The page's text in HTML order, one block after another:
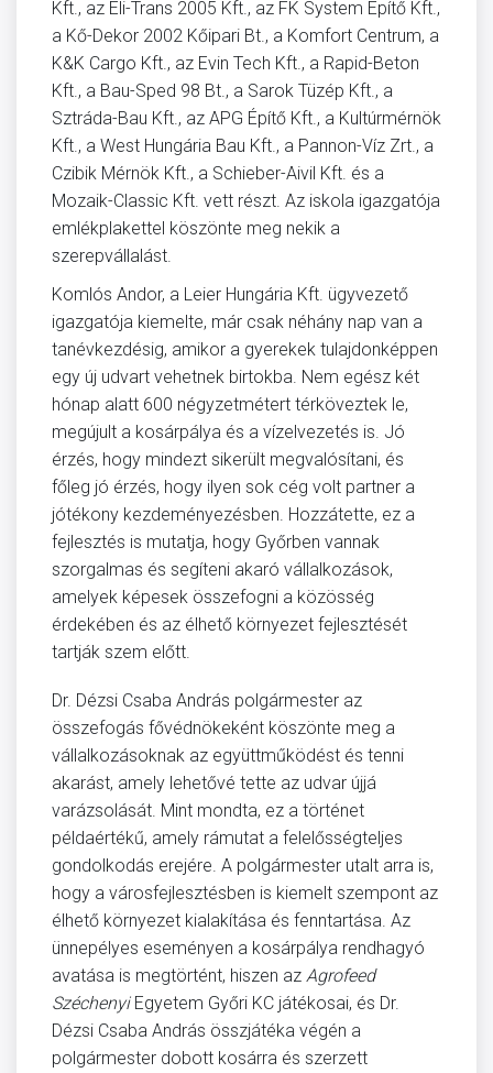
Kft., az Eli-Trans 2005 Kft., az FK System Építő Kft.,
a Kő-Dekor 2002 Kőipari Bt., a Komfort Centrum, a
K&K Cargo Kft., az Evin Tech Kft., a Rapid-Beton
Kft., a Bau-Sped 98 Bt., a Sarok Tüzép Kft., a
Sztráda-Bau Kft., az APG Építő Kft., a Kultúrmérnök
Kft., a West Hungária Bau Kft., a Pannon-Víz Zrt., a
Czibik Mérnök Kft., a Schieber-Aivil Kft. és a
Mozaik-Classic Kft. vett részt. Az iskola igazgatója
emlékplakettel köszönte meg nekik a
szerepvállalást.
Komlós Andor, a Leier Hungária Kft. ügyvezető
igazgatója kiemelte, már csak néhány nap van a
tanévkezdésig, amikor a gyerekek tulajdonképpen
egy új udvart vehetnek birtokba. Nem egész két
hónap alatt 600 négyzetmétert térköveztek le,
megújult a kosárpálya és a vízelvezetés is. Jó
érzés, hogy mindezt sikerült megvalósítani, és
főleg jó érzés, hogy ilyen sok cég volt partner a
jótékony kezdeményezésben. Hozzátette, ez a
fejlesztés is mutatja, hogy Győrben vannak
szorgalmas és segíteni akaró vállalkozások,
amelyek képesek összefogni a közösség
érdekében és az élhető környezet fejlesztését
tartják szem előtt.
Dr. Dézsi Csaba András polgármester az
összefogás fővédnökeként köszönte meg a
vállalkozásoknak az együttműködést és tenni
akarást, amely lehetővé tette az udvar újjá
varázsolását. Mint mondta, ez a történet
példaértékű, amely rámutat a felelősségteljes
gondolkodás erejére. A polgármester utalt arra is,
hogy a városfejlesztésben is kiemelt szempont az
élhető környezet kialakítása és fenntartása. Az
ünnepélyes eseményen a kosárpálya rendhagyó
avatása is megtörtént, hiszen az Agrofeed
SzéchenyiEgyetem Győri KC játékosai, és Dr.
Dézsi Csaba András összjátéka végén a
polgármester dobott kosárra és szerzett